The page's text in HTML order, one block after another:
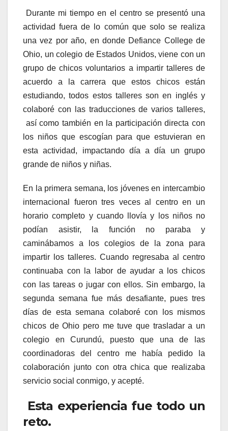
Durante mi tiempo en el centro se presentó una
actividad fuera de lo común que solo se realiza
una vez por año, en donde Defiance College de
Ohio, un colegio de Estados Unidos, viene con un
grupo de chicos voluntarios a impartir talleres de
acuerdo a la carrera que estos chicos están
estudiando, todos estos talleres son en inglés y
colaboré con las traducciones de varios talleres,
así como también en la participación directa con
los niños que escogían para que estuvieran en
esta actividad, impactando día a día un grupo
grande de niños y niñas.
En la primera semana, los jóvenes en intercambio
internacional fueron tres veces al centro en un
horario completo y cuando llovía y los niños no
podían asistir, la función no paraba y
caminábamos a los colegios de la zona para
impartir los talleres. Cuando regresaba al centro
continuaba con la labor de ayudar a los chicos
con las tareas o jugar con ellos. Sin embargo, la
segunda semana fue más desafiante, pues tres
días de esta semana colaboré con los mismos
chicos de Ohio pero me tuve que trasladar a un
colegio en Curundú, puesto que una de las
coordinadoras del centro me había pedido la
colaboración junto con otra chica que realizaba
servicio social conmigo, y acepté.
Esta experiencia fue todo un
reto.